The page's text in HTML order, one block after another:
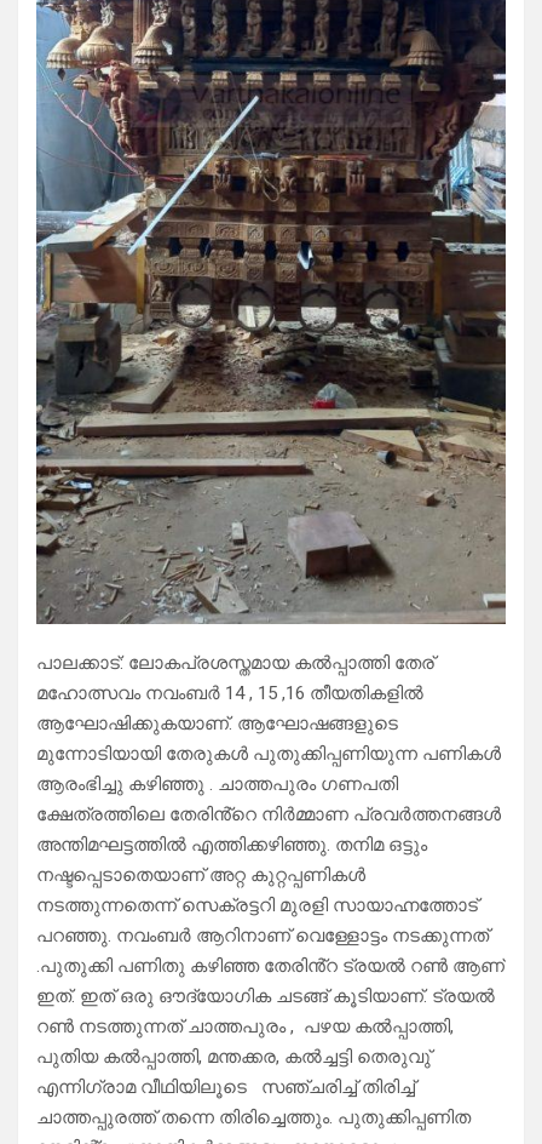
പാലക്കാട്: ലോകപ്രശസ്തമായ കൽപ്പാത്തി തേര്
മഹോത്സവം നവംബർ 14 , 15 ,16 തീയതികളിൽ
ആഘോഷിക്കുകയാണ്. ആഘോഷങ്ങളുടെ
മുന്നോടിയായി തേരുകൾ പുതുക്കിപ്പണിയുന്ന പണികൾ
ആരംഭിച്ചു കഴിഞ്ഞു . ചാത്തപുരം ഗണപതി
ക്ഷേത്രത്തിലെ തേരിൻ്റെ നിർമ്മാണ പ്രവർത്തനങ്ങൾ
അന്തിമഘട്ടത്തിൽ എത്തിക്കഴിഞ്ഞു. തനിമ ഒട്ടും
നഷ്ടപ്പെടാതെയാണ് അറ്റ കുറ്റപ്പണികൾ
നടത്തുന്നതെന്ന് സെക്രട്ടറി മുരളി സായാഹ്നത്തോട്
പറഞ്ഞു. നവംബർ ആറിനാണ് വെള്ളോട്ടം നടക്കുന്നത്
.പുതുക്കി പണിതു കഴിഞ്ഞ തേരിൻ്റ ട്രയൽ റൺ ആണ്
ഇത്. ഇത് ഒരു ഔദ്യോഗിക ചടങ്ങ് കൂടിയാണ്. ട്രയൽ
റൺ നടത്തുന്നത് ചാത്തപുരം , പഴയ കൽപ്പാത്തി,
പുതിയ കൽപ്പാത്തി, മന്തക്കര, കൽച്ചട്ടി തെരുവു്
എന്നിഗ്രാമ വീഥിയിലൂടെ സഞ്ചരിച്ച് തിരിച്ച്
ചാത്തപ്പുരത്ത് തന്നെ തിരിച്ചെത്തും. പുതുക്കിപ്പണിത